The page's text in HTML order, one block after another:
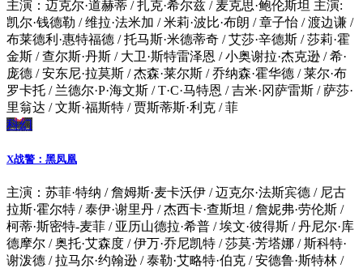
主演：迈克尔·道赫蒂 / 扎克·希尔兹 / 麦克思·鲍伦斯坦 主演:
凯尔·钱德勒 / 维拉·法米加 / 米莉·波比·布朗 / 章子怡 / 渡边谦 /
布莱德利·惠特福德 / 托马斯·米德蒂奇 / 艾莎·辛德斯 / 莎莉·霍
金斯 / 查尔斯·丹斯 / 大卫·斯特雷泽恩 / 小奥谢拉·杰克逊 / 希·
庞德 / 安东尼·拉莫斯 / 杰森·莱尔斯 / 乔纳森·霍华德 / 莱尔·布
罗卡托 / 兰德尔·P·海文斯 / T·C·马特恩 / 吉米·冈萨雷斯 / 萨莎·
里翁达 / 文斯·福斯特 / 贾斯蒂斯·利克 / 菲
科幻
X战警：黑凤凰
主演：苏菲·特纳 / 詹姆斯·麦卡沃伊 / 迈克尔·法斯宾德 / 尼古
拉斯·霍尔特 / 泰伊·谢里丹 / 杰西卡·查斯坦 / 詹妮弗·劳伦斯 /
柯蒂·斯密特-麦菲 / 亚历山德拉·希普 / 埃文·彼得斯 / 丹尼尔·库
德摩尔 / 奥托·艾森度 / 伊万·乔尼凯特 / 莎莫·芳塔娜 / 斯科特·
谢泼德 / 拉马尔·约翰逊 / 泰勒·艾略特·伯克 / 安德鲁·斯特林 /